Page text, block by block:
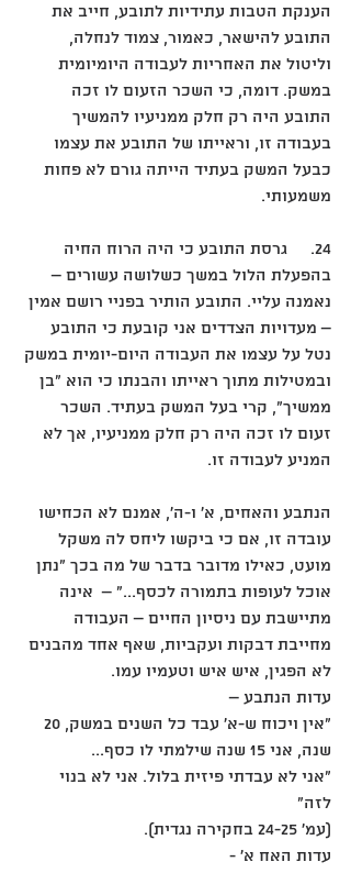
הענקת הטבות עתידיות לתובע, חייב את
התובע להישאר, כאמור, צמוד לנחלה,
וליטול את האחריות לעבודה היומיומית
במשק. דומה, כי השכר הזעום לו זכה
התובע היה רק חלק ממניעיו להמשיך
בעבודה זו, וראייתו של התובע את עצמו
כבעל המשק בעתיד הייתה גורם לא פחות
משמעותי.
24.	גרסת התובע כי היה הרוח החיה
בהפעלת הלול במשך כשלושה עשורים –
נאמנה עליי. התובע הותיר בפניי רושם אמין
– מעדויות הצדדים אני קובעת כי התובע
נטל על עצמו את העבודה היום-יומית במשק
ובמטילות מתוך ראייתו והבנתו כי הוא "בן
ממשיך", קרי בעל המשק בעתיד. השכר
זעום לו זכה היה רק חלק ממניעיו, אך לא
המניע לעבודה זו.
הנתבע והאחים, א' ו-ה', אמנם לא הכחישו
עובדה זו, אם כי ביקשו ליחס לה משקל
מועט, כאילו מדובר בדבר של מה בכך "נתן
אוכל לעופות בתמורה לכסף..." –  אינה
מתיישבת עם ניסיון החיים – העבודה
מחייבת דבקות ועקביות, שאף אחד מהבנים
לא הפגין, איש איש וטעמיו עמו.
עדות הנתבע –
שנה, אני 15 שנה שילמתי לו כסף...
"אני לא עבדתי פיזית בלול. אני לא בנוי
לזה"
(עמ' 24-25 בחקירה נגדית).
עדות האח א' -